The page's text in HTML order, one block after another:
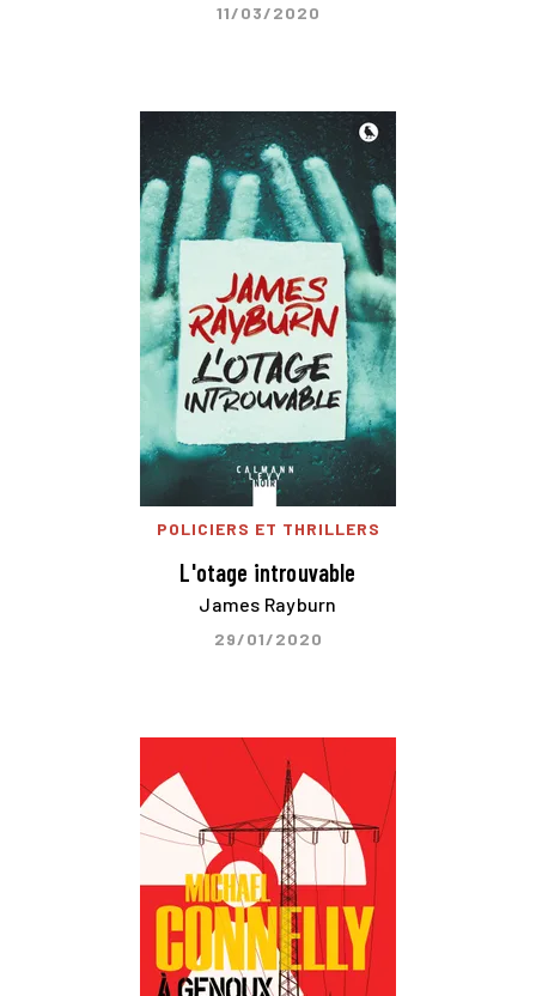
11/03/2020
POLICIERS ET THRILLERS
L'otage introuvable
James Rayburn
29/01/2020